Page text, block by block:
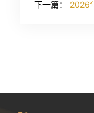
下一篇：
2026